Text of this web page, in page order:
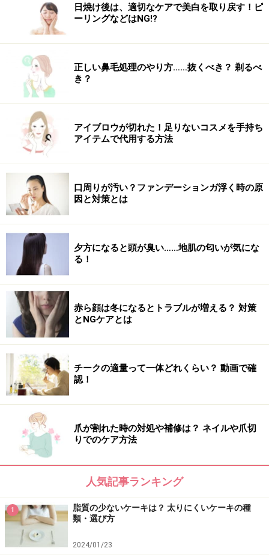
ステップ4 「体重維持段階」
目標体重になれば、体重が増加しない炭水化物量をキー
プする食生活を送ります。しかし、砂糖を使ったお菓子
や、シロップ、白米といった精白されたものは禁物。炭
水化物は果物、玄米や蕎麦、オートミールなどを少し取
り入れる程度で、魚、豆腐、野菜、豆を中心に組み立て
たメニューが理想。
※記事内容は執筆時点のものです。最新の内容をご確認くださ
い。
※ダイエットは個人の体質、また、誤った方法による実践に起因
して体調不良を引き起こす場合があります。実践の際には、必ず
自身の体質及び健康状態を十分に考慮したうえで、正しい方法で
ではありません。
日焼け後は、適切なケアで美白を取り戻す！ピ
ーリングなどはNG!?
正しい鼻毛処理のやり方……抜くべき？ 剃るべ
き？
アイブロウが切れた！足りないコスメを手持ち
アイテムで代用する方法
口周りが汚い？ファンデーションガ浮く時の原
因と対策とは
夕方になると頭が臭い……地肌の匂いが気にな
る！
赤ら顔は冬になるとトラブルが増える？ 対策
とNGケアとは
チークの適量って一体どれくらい？ 動画で確
認！
爪が割れた時の対処や補修は？ ネイルや爪切
りでのケア方法
人気記事ランキング
1
脂質の少ないケーキは？ 太りにくいケーキの種
類・選び方
2024/01/23